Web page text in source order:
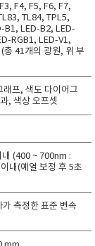
F4, F5, F6, F7,
TL84, TPL5,
B1, LED-B2, LED-
RGB1, LED-V1,
41개의 광원, 위 부
프, 색도 다이어그
, 색상 오프셋
(400 ~ 700nm :
내(예열 보정 후 5초
측정한 표준 변속